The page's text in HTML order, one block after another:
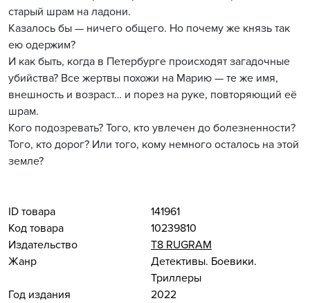
старый шрам на ладони.
Казалось бы — ничего общего. Но почему же князь так
ею одержим?
И как быть, когда в Петербурге происходят загадочные
убийства? Все жертвы похожи на Марию — те же имя,
внешность и возраст… и порез на руке, повторяющий её
шрам.
Кого подозревать? Того, кто увлечен до болезненности?
Того, кто дорог? Или того, кому немного осталось на этой
земле?
ID товара
141961
Код товара
10239810
Издательство
Т8 RUGRAM
Жанр
Детективы. Боевики.
Триллеры
Год издания
2022